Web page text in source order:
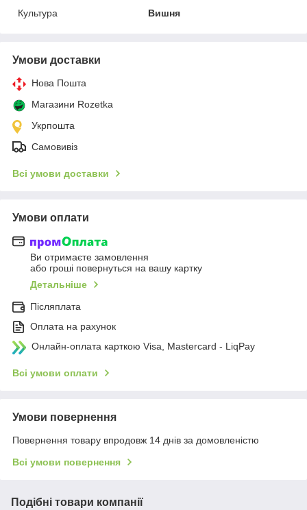
Культура
Вишня
Умови доставки
Нова Пошта
Магазини Rozetka
Укрпошта
Самовивіз
Всі умови доставки
Умови оплати
Ви отримаєте замовлення
або гроші повернуться на вашу картку
Детальніше
Післяплата
Оплата на рахунок
Онлайн-оплата карткою Visa, Mastercard - LiqPay
Всі умови оплати
Умови повернення
Повернення товару впродовж 14 днів за домовленістю
Всі умови повернення
Подібні товари компанії